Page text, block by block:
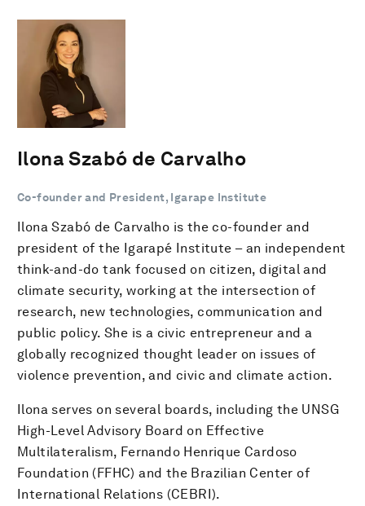
Ilona Szabó de Carvalho
Co-founder and President, Igarape Institute
Ilona Szabó de Carvalho is the co-founder and
president of the Igarapé Institute – an independent
think-and-do tank focused on citizen, digital and
climate security, working at the intersection of
research, new technologies, communication and
public policy. She is a civic entrepreneur and a
globally recognized thought leader on issues of
violence prevention, and civic and climate action.
Ilona serves on several boards, including the UNSG
High-Level Advisory Board on Effective
Multilateralism, Fernando Henrique Cardoso
Foundation (FFHC) and the Brazilian Center of
International Relations (CEBRI).